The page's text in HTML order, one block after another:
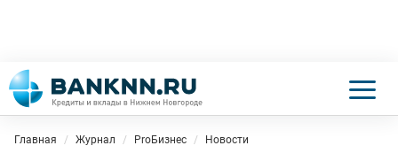
Главная Журнал ProБизнес Новости